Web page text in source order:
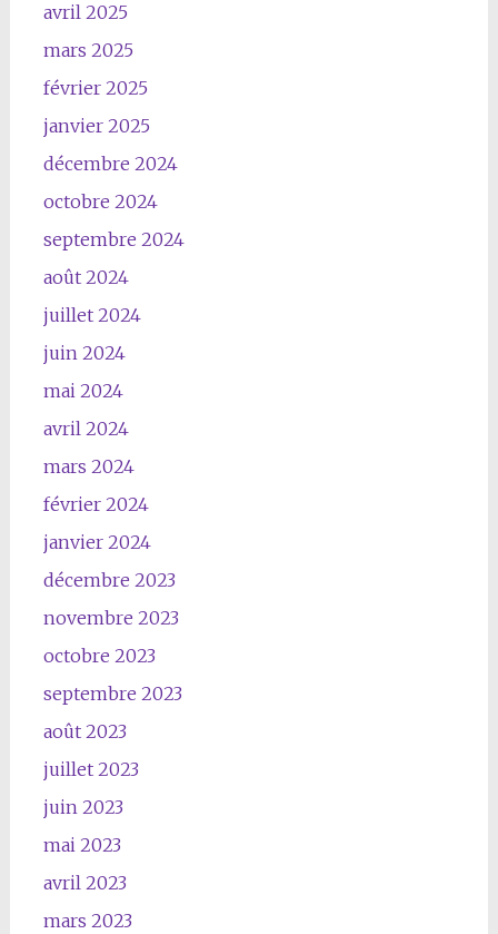
avril 2025
mars 2025
février 2025
janvier 2025
décembre 2024
octobre 2024
septembre 2024
août 2024
juillet 2024
juin 2024
mai 2024
avril 2024
mars 2024
février 2024
janvier 2024
décembre 2023
novembre 2023
octobre 2023
septembre 2023
août 2023
juillet 2023
juin 2023
mai 2023
avril 2023
mars 2023